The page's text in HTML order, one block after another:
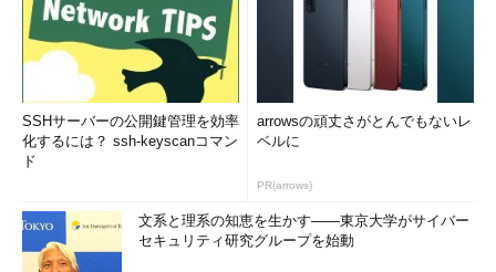
る。
SSHサーバーの公開鍵管理を効率
化するには？ ssh-keyscanコマン
ド
arrowsの頑丈さがとんでもないレ
ベルに
PR(arrows)
文系と理系の知恵を生かす――東京大学がサイバー
セキュリティ研究グループを始動